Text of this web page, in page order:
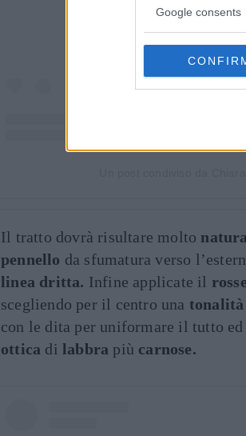
Google consents
Il tratto dovrà risultare molto
pennello da sfumatura verso
linea dritta. Infine applicate il
scegliendo per il centro una tonalità
con le dita per uniformare il tutto ed
ottica di labbra più carnose.